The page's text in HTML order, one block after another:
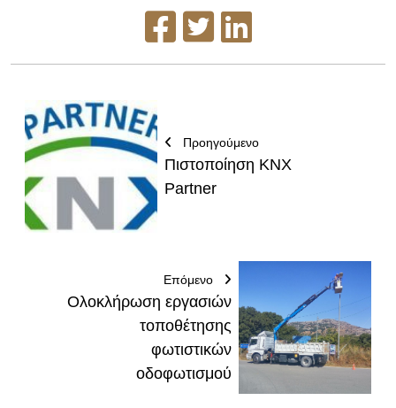
Προηγούμενο
Πιστοποίηση KNX
Partner
Επόμενο
Ολοκλήρωση εργασιών
τοποθέτησης
φωτιστικών
οδοφωτισμού